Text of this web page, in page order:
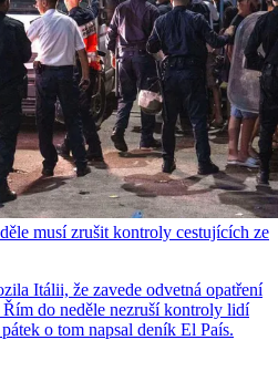
musí zrušit kontroly cestujících ze
Itálii, že zavede odvetná opatření
do neděle nezruší kontroly lidí
o tom napsal deník El País.